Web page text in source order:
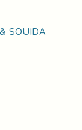
SOUIDA